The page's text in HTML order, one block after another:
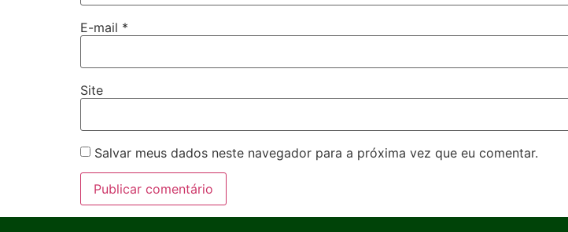
E-mail *
Site
Salvar meus dados neste navegador para a próxima vez que eu comentar.